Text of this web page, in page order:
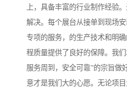
上，具备丰富的行业制作经验
解决。每个展台从接单到现场
专项的服务，的生产技术和明
程质量提供了良好的保障。我们
服务周到，安全可靠”的宗旨做
意才是我们大的心愿。无论项